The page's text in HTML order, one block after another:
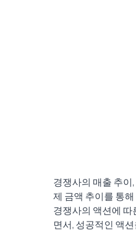
경쟁사의 매출 추이
제 금액 추이를 통
경쟁사의 액션에
면서, 성공적인 액